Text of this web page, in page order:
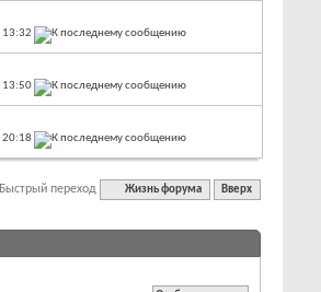
13:32
13:50
20:18
Быстрый переход Жизнь форума Вверх